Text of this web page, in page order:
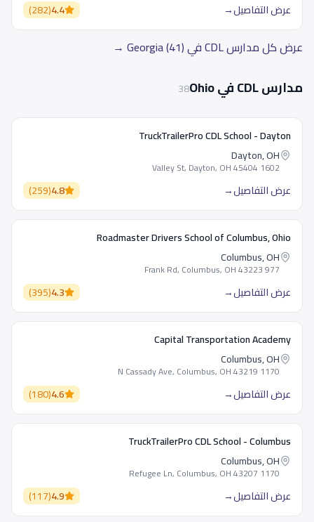
عرض التفاصيل→
4.4
(
282
)
عرض كل مدارس CDL في Georgia (41) →
مدارس CDL في Ohio 38
TruckTrailerPro CDL School - Dayton
Dayton, OH
1602 Valley St, Dayton, OH 45404
عرض التفاصيل→
4.8
(
259
)
Roadmaster Drivers School of Columbus, Ohio
Columbus, OH
977 Frank Rd, Columbus, OH 43223
عرض التفاصيل→
4.3
(
395
)
Capital Transportation Academy
Columbus, OH
1170 N Cassady Ave, Columbus, OH 43219
عرض التفاصيل→
4.6
(
180
)
TruckTrailerPro CDL School - Columbus
Columbus, OH
1170 Refugee Ln, Columbus, OH 43207
عرض التفاصيل→
4.9
(
117
)